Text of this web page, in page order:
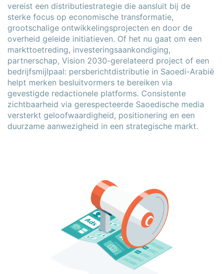
vereist een distributiestrategie die aansluit bij de
sterke focus op economische transformatie,
grootschalige ontwikkelingsprojecten en door de
overheid geleide initiatieven. Of het nu gaat om een
markttoetreding, investeringsaankondiging,
partnerschap, Vision 2030-gerelateerd project of een
bedrijfs­mijlpaal: persberichtdistributie in Saoedi-Arabië
helpt merken besluitvormers te bereiken via
gevestigde redactionele platforms. Consistente
zichtbaarheid via gerespecteerde Saoedische media
versterkt geloofwaardigheid, positionering en een
duurzame aanwezigheid in een strategische markt.